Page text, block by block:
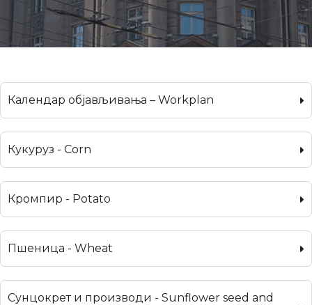
Календар објављивања – Workplan
Кукуруз - Corn
Кромпир - Potato
Пшеница - Wheat
Сунцокрет и производи - Sunflower seed and